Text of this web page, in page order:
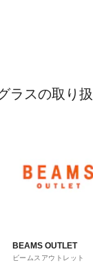
ラスの取り
BEAMS OUTLET
ビームスアウトレット